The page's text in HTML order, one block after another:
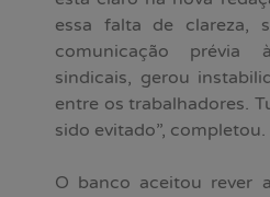
essa falta de clareza,
comunicação prévia
sindicais, gerou
entre os trabalhadores.
sido evitado”, completou.
O banco aceitou rever